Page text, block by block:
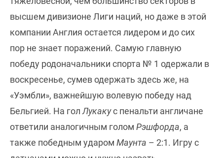
высшем дивизионе Лиги наций, но даже в этой
компании Англия остается лидером и до сих
пор не знает поражений. Самую главную
победу родоначальники спорта № 1 одержали в
воскресенье, сумев одержать здесь же, на
«Уэмбли», важнейшую волевую победу над
Бельгией. На гол Лукакус пенальти англичане
ответили аналогичным голом Рэшфорда, а
также победным ударом Маунта – 2:1. Игру с